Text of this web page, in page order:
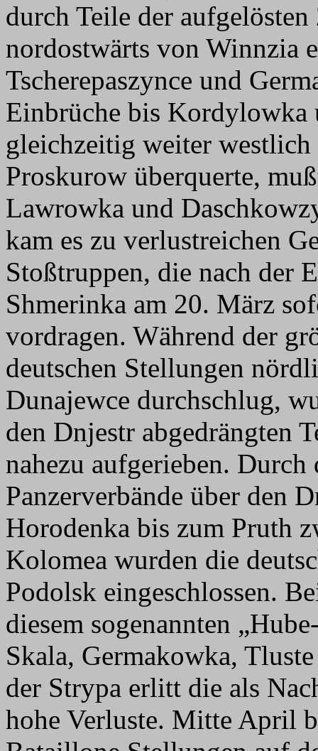
durch Teile der
nordostwärts von Winnzia
Tscherepaszynce und
Einbrüche bis Kordylowka
gleichzeitig weiter
Proskurow überquerte,
Lawrowka und
kam es zu verlustreichen
Stoßtruppen, die nach der
Shmerinka am 20. März
vordragen. Während der
deutschen Stellungen
Dunajewce durchschlug,
den Dnjestr abgedrängten
nahezu aufgerieben.
Panzerverbände über den
Horodenka bis zum Pruth
Kolomea wurden die
Podolsk eingeschlossen.
diesem sogenannten
Skala, Germakowka,
der Strypa erlitt die als
hohe Verluste. Mitte April